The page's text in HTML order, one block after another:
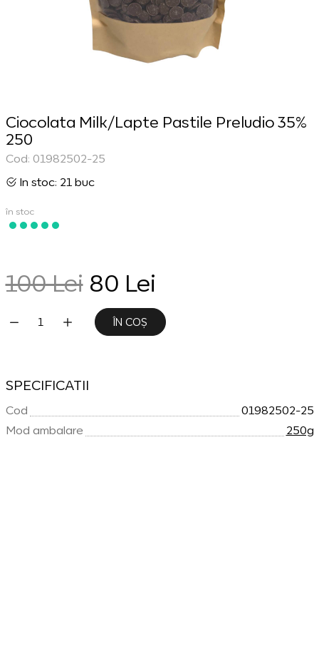
Ciocolata Milk/Lapte Pastile Preludio 35%
250
Cod: 01982502-25
In stoc: 21 buc
în stoc
100 Lei 80 Lei
ÎN COȘ
SPECIFICATII
Cod
01982502-25
Mod ambalare
250g